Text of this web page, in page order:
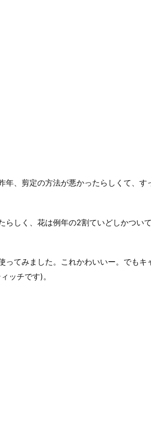
年、剪定の方法が悪かったらしくて、す
らしく、花は例年の2割ていどしかつい
ってみました。これかわいいー。でもキ
ッチです)。